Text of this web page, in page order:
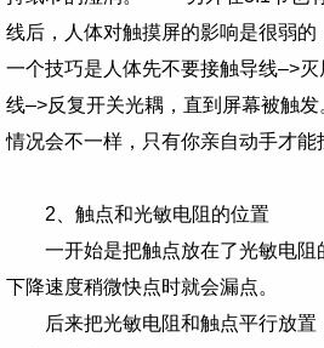
线后，人体对触摸屏的影响是很弱
一个技巧是人体先不要接触导线–>
线–>反复开关光耦，直到屏幕被
情况会不一样，只有你亲自动手才能
2、触点和光敏电阻的位置
一开始是把触点放在了光敏电阻
下降速度稍微快点时就会漏点。
后来把光敏电阻和触点平行放置